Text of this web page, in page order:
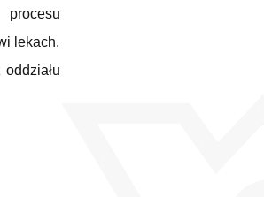
lekach.